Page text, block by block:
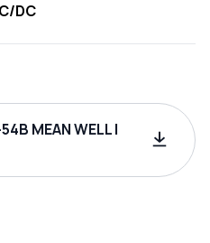
DC
MEAN WELL |